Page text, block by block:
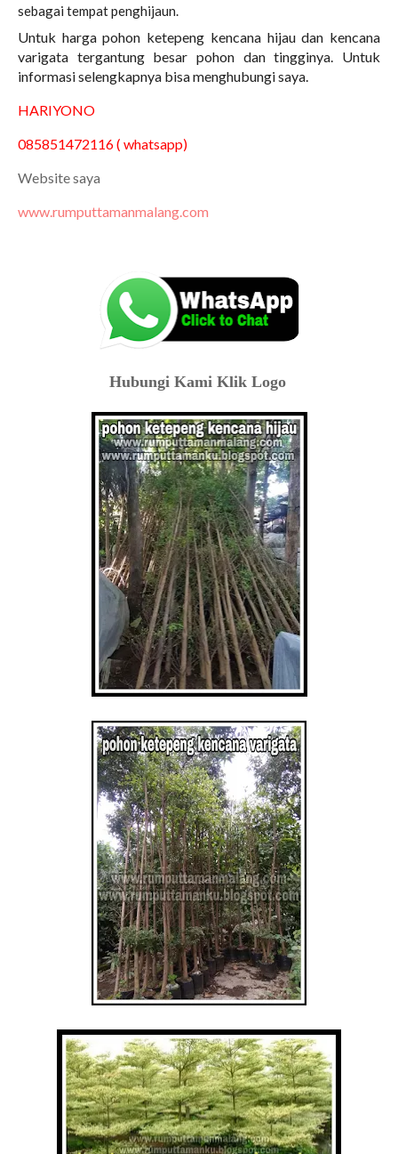
sebagai tempat penghijaun.
Untuk harga pohon ketepeng kencana hijau dan kencana
varigata tergantung besar pohon dan tingginya. Untuk
informasi selengkapnya bisa menghubungi saya.
HARIYONO
085851472116 ( whatsapp)
Website saya
www.rumputtamanmalang.com
Hubungi Kami Klik Logo